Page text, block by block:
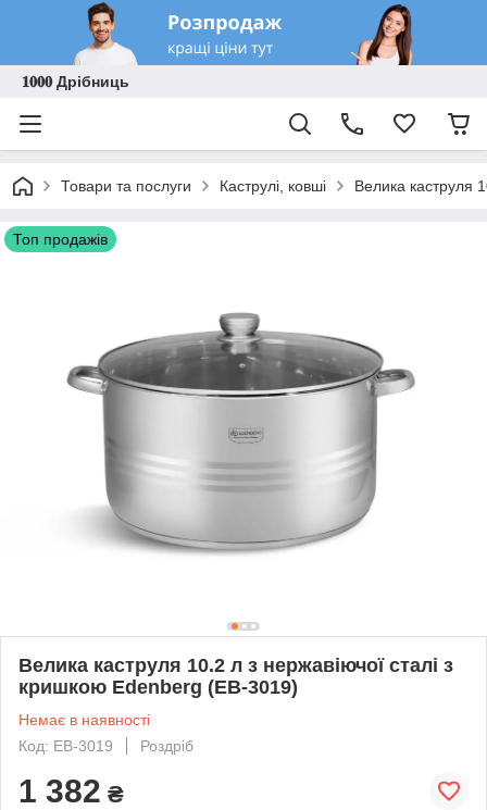
𝟏𝟎𝟎𝟎 Дрібниць
Товари та послуги Каструлі, ковші Велика каструля
Топ продажів
Велика каструля 10.2 л з нержавіючої сталі з
кришкою Edenberg (EB-3019)
Немає в наявності
Код: EB-3019
Роздріб
1 382 ₴